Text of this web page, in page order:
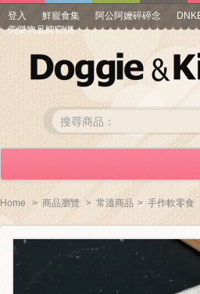
登入 鮮寵食集 阿公阿嬤碎碎念
美樂狗品牌官網
常見問答
商品瀏覽
線上訂購
Home > 商品瀏覽 > 常溫商品 > 手作軟零食